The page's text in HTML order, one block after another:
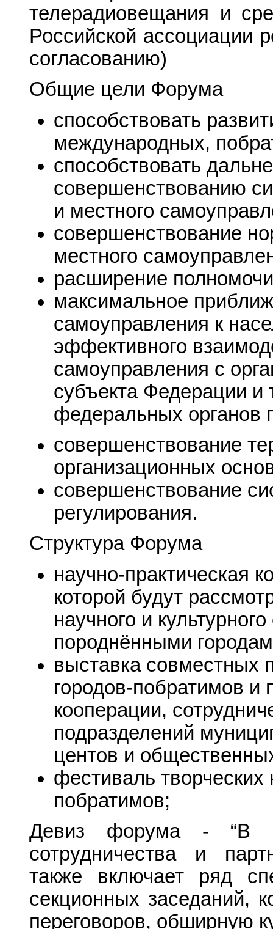
телерадиовещания и
Российской ассоциации
согласованию)
Общие цели Форума
способствовать
международных,
способствовать
совершенствованию
и местного
совершенствование
местного
расширение
максимальное
самоуправления к
эффективного
самоуправления с
субъекта Федерации и
федеральных органов
совершенствование
организационных
совершенствование
регулирования.
Структура Форума
научно-практическая
которой будут
научного и
породнёнными
выставка совместных
городов-побратимов и
кооперации,
подразделений
центов и
фестиваль творческих
побратимов;
Девиз форума - “В
сотрудничества и
также включает ряд
секционных заседаний,
переговоров, обширную